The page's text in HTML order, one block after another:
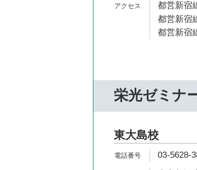
都営新宿
都営新宿
都営新宿
栄光ゼミナ
東大島校
03-5628-